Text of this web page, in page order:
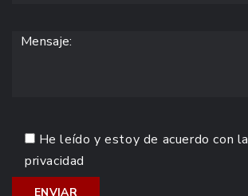
He leído y estoy de acuerdo con la
privacidad